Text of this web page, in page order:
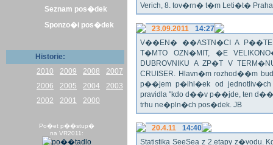
Seznam pos�dek
Sponzo�i pos�dek
Historie:
2010
2009 2008
2007
2006
2005 2004
2003
2002
2001 2000
Po�et p��stup�
na VR2011:
Verich, 8. tov�rn� t�m Leti�t� Praha
23.09.2011
14:27
V��EN� ��ASTN�CI A
T�MTO OZN�MIT, �E
DUBROVNIKU A ZP�T V
CRUISER. Hlavn�m rozhod��m
p��jem p�ihl�ek od
pravidla "kdo d��v p��jde, ten
trhu ne�pln�ch pos�dek. JB
20.4.11
14:40
Statistika SeeSea z 2.etapy z�vodu.